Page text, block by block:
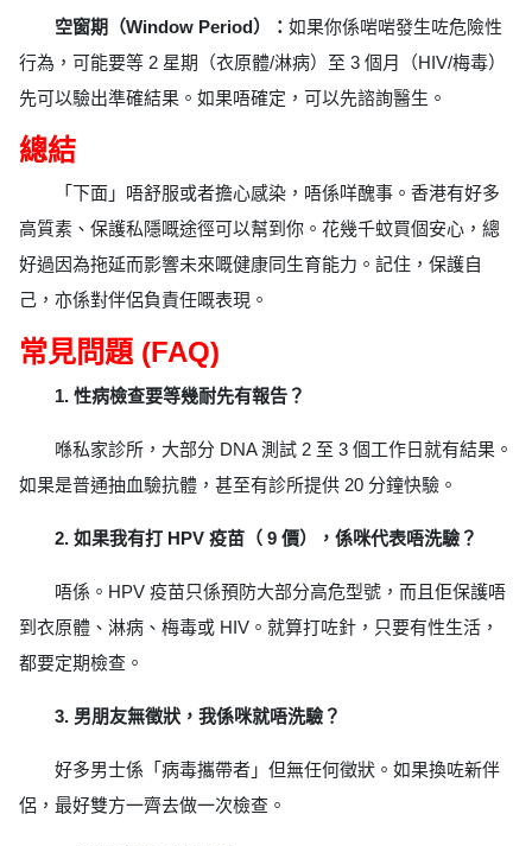
空窗期（Window Period）： 如果你係啱啱發生咗危險性
行為，可能要等 2 星期（衣原體/淋病）至 3 個月（HIV/梅毒）
先可以驗出準確結果。如果唔確定，可以先諮詢醫生。
總結
「下面」唔舒服或者擔心感染，唔係咩醜事。香港有好多
高質素、保護私隱嘅途徑可以幫到你。花幾千蚊買個安心，總
好過因為拖延而影響未來嘅健康同生育能力。記住，保護自
己，亦係對伴侶負責任嘅表現。
常見問題 (FAQ)
1. 性病檢查要等幾耐先有報告？
喺私家診所，大部分 DNA 測試 2 至 3 個工作日就有結果。
如果是普通抽血驗抗體，甚至有診所提供 20 分鐘快驗。
2. 如果我有打 HPV 疫苗（ 9 價），係咪代表唔洗驗？
唔係。HPV 疫苗只係預防大部分高危型號，而且佢保護唔
到衣原體、淋病、梅毒或 HIV。就算打咗針，只要有性生活，
都要定期檢查。
3. 男朋友無徵狀，我係咪就唔洗驗？
好多男士係「病毒攜帶者」但無任何徵狀。如果換咗新伴
侶，最好雙方一齊去做一次檢查。